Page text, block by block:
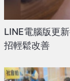
LINE電腦版更
招輕鬆改善